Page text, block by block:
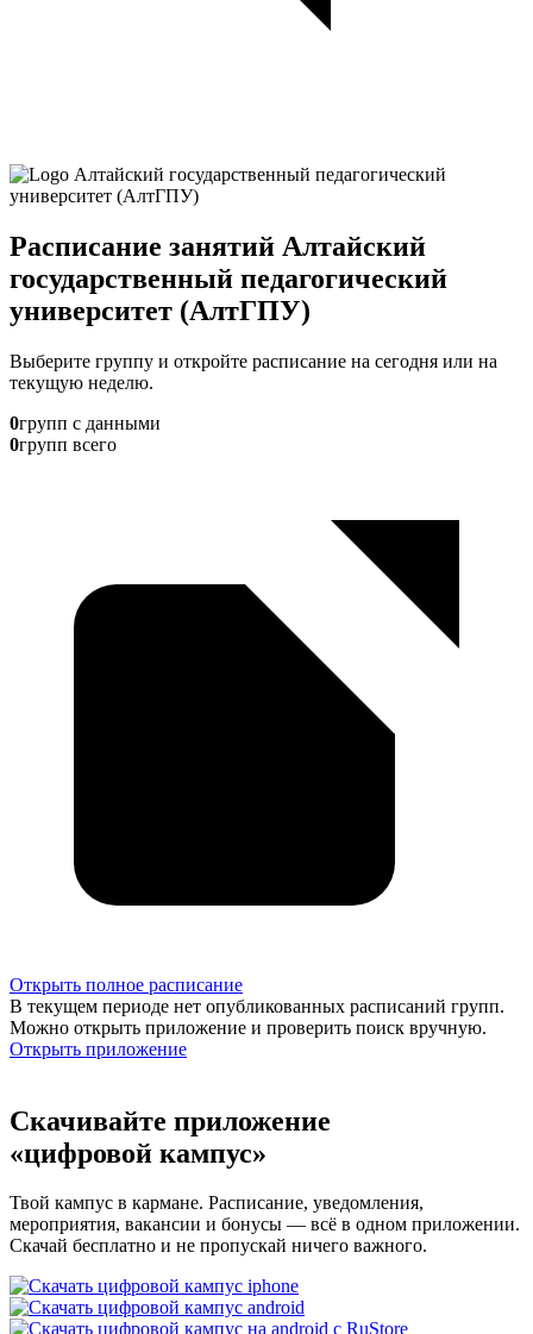
Расписание занятий Алтайский
государственный педагогический
университет (АлтГПУ)
Выберите группу и откройте расписание на сегодня или на
текущую неделю.
0групп с данными
0групп всего
Открыть полное расписание
В текущем периоде нет опубликованных расписаний групп.
Можно открыть приложение и проверить поиск вручную.
Открыть приложение
Скачивайте приложение
«цифровой кампус»
Твой кампус в кармане. Расписание, уведомления,
мероприятия, вакансии и бонусы — всё в одном приложении.
Скачай бесплатно и не пропускай ничего важного.